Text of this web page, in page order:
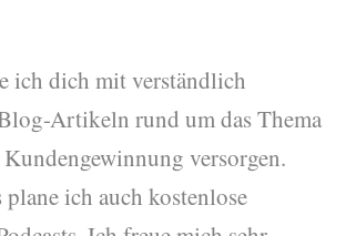
ich dich mit verständlich
Artikeln rund um das Thema
versorgen.
ich auch kostenlose